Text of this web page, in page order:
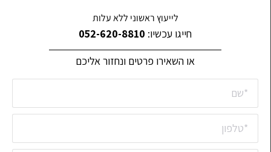
לייעוץ ראשוני ללא עלות
חייגו עכשיו:052-620-8810
או השאירו פרטים ונחזור אליכם